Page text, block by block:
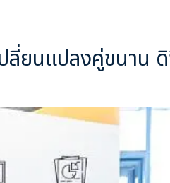
ลี่ยนแปลงคู่ขนาน